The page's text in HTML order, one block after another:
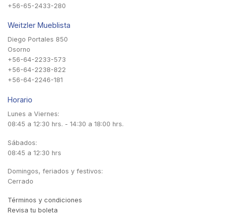
+56-65-2433-280
Weitzler Mueblista
Diego Portales 850
Osorno
+56-64-2233-573
+56-64-2238-822
+56-64-2246-181
Horario
Lunes a Viernes:
08:45 a 12:30 hrs. - 14:30 a 18:00 hrs.
Sábados:
08:45 a 12:30 hrs
Domingos, feriados y festivos:
Cerrado
Términos y condiciones
Revisa tu boleta